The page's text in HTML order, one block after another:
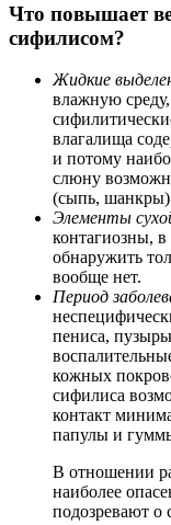
Что повышает
сифилисом?
Жидкие
влажную
влагалища
и потому
слюну
(сыпь,
Элементы
контагиозны,
обнаружить
вообще нет.
Период
пениса,
кожных
сифилиса
контакт
папулы и
В отношении
наиболее
подозревают о